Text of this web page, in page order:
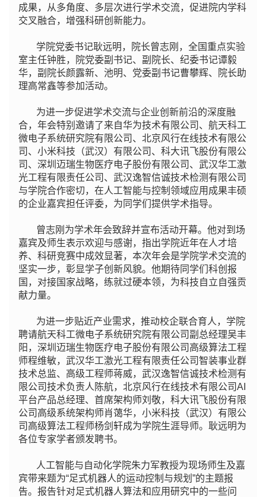
成果，从多角度、多层次进行学术交流，促进院内学科
交叉融合，增强科研创新能力。
学院党委书记耿远明，院长曾志刚，全国重点实验
室主任钟胜，院党委副书记、副院长、纪委书记谭毅
华，副院长颜露新、池明、党委副书记曹攀辉、院长助
理高常鑫等参加活动。
为进一步促进学术交流与企业创新前沿的深度融
合，年会特别邀请了来自华为技术有限公司、航天科工
微电子系统研究院有限公司、北京风行在线技术有限公
司、小米科技（武汉）有限公司、科大讯飞股份有限公
司、深圳迈瑞生物医疗电子股份有限公司、武汉华工激
光工程有限责任公司、武汉逸智信诚技术检测有限公司
与学院合作密切，在人工智能与控制领域应用成果丰硕
的企业嘉宾担任评委，为同学们提供学术指导。
曾志刚为学术年会致辞并宣布活动开幕。他对到场
嘉宾及师生表示欢迎与感谢，指出学院近年在人才培
养、科研竞赛中成效显著，本次年会是学院学术交流的
坚实一步，彰显学子创新风貌。他期待同学们科创报
国，对接国家战略，练就过硬本领，为科技自立自强贡
献力量。
为进一步贴近产业需求，推动校企联合育人，学院
聘请航天科工微电子系统研究院有限公司副总经理吴丰
阳，深圳迈瑞生物医疗电子股份有限公司高级算法工程
师程维敏，武汉华工激光工程有限责任公司智装事业群
技术总监、高级工程师蒋威，武汉逸智信诚技术检测有
限公司技术负责人陈航，北京风行在线技术有限公司AI
平台产品总经理、首席架构师刘敬，科大讯飞股份有限
公司高级系统架构师肖蔼华，小米科技（武汉）有限公
司高级算法工程师杨剑轩成为学院生涯导师。耿远明为
各位专家学者颁发聘书。
人工智能与自动化学院朱力军教授为现场师生及嘉
宾带来题为“足式机器人的运动控制与规划”的主题报
告。报告针对足式机器人算法和应用研究中的一些问